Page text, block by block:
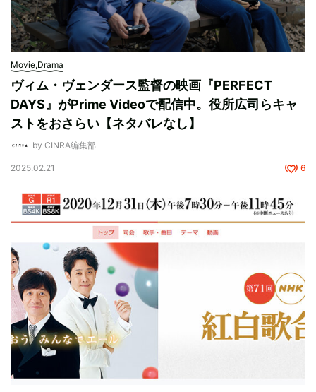
Movie,Drama
ヴィム・ヴェンダース監督の映画『PERFECT
DAYS』がPrime Videoで配信中。役所広司らキャ
ストをおさらい【ネタバレなし】
by CINRA編集部
2025.02.21 6